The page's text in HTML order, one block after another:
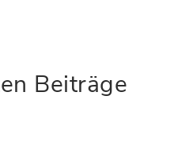
Beiträge